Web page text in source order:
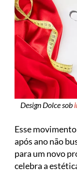
Design Dolce sob
Esse
após ano não
para um novo
celebra a